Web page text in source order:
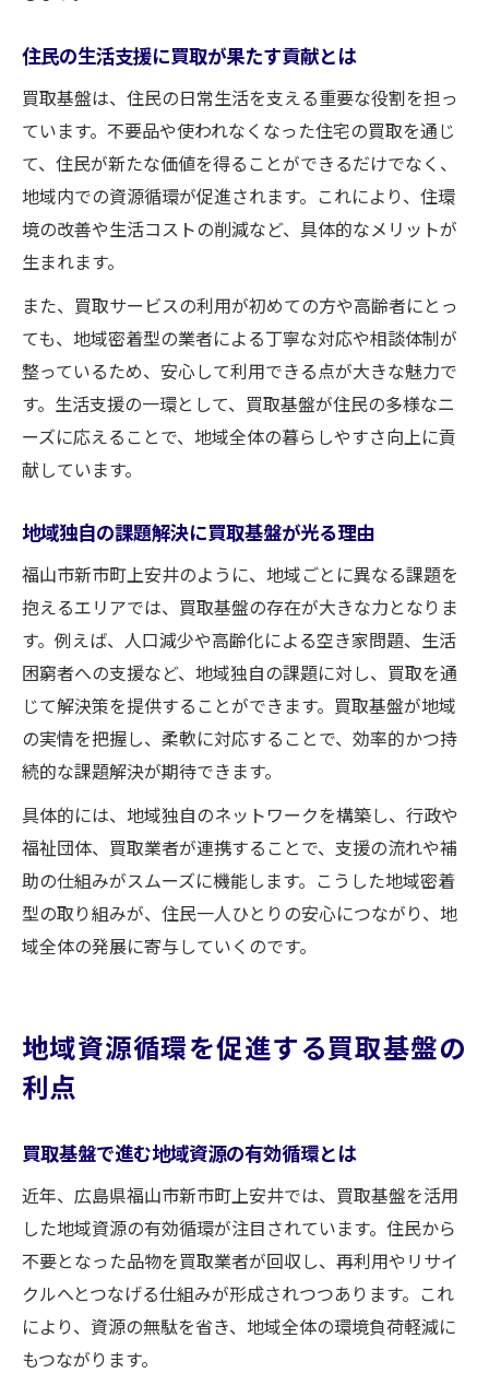
住民の生活支援に買取が果たす貢献とは
買取基盤は、住民の日常生活を支える重要な役割を担っ
ています。不要品や使われなくなった住宅の買取を通じ
て、住民が新たな価値を得ることができるだけでなく、
地域内での資源循環が促進されます。これにより、住環
境の改善や生活コストの削減など、具体的なメリットが
生まれます。
また、買取サービスの利用が初めての方や高齢者にとっ
ても、地域密着型の業者による丁寧な対応や相談体制が
整っているため、安心して利用できる点が大きな魅力で
す。生活支援の一環として、買取基盤が住民の多様なニ
ーズに応えることで、地域全体の暮らしやすさ向上に貢
献しています。
地域独自の課題解決に買取基盤が光る理由
福山市新市町上安井のように、地域ごとに異なる課題を
抱えるエリアでは、買取基盤の存在が大きな力となりま
す。例えば、人口減少や高齢化による空き家問題、生活
困窮者への支援など、地域独自の課題に対し、買取を通
じて解決策を提供することができます。買取基盤が地域
の実情を把握し、柔軟に対応することで、効率的かつ持
続的な課題解決が期待できます。
具体的には、地域独自のネットワークを構築し、行政や
福祉団体、買取業者が連携することで、支援の流れや補
助の仕組みがスムーズに機能します。こうした地域密着
型の取り組みが、住民一人ひとりの安心につながり、地
域全体の発展に寄与していくのです。
地域資源循環を促進する買取基盤の
利点
買取基盤で進む地域資源の有効循環とは
近年、広島県福山市新市町上安井では、買取基盤を活用
した地域資源の有効循環が注目されています。住民から
不要となった品物を買取業者が回収し、再利用やリサイ
クルへとつなげる仕組みが形成されつつあります。これ
により、資源の無駄を省き、地域全体の環境負荷軽減に
もつながります。